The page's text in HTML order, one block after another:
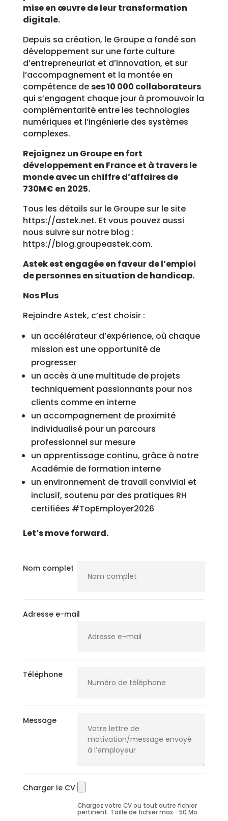
mise en œuvre de leur transformation
digitale.
Depuis sa création, le Groupe a fondé son
développement sur une forte culture
d’entrepreneuriat et d’innovation, et sur
l’accompagnement et la montée en
compétence deses 10 000 collaborateurs
qui s’engagent chaque jour à promouvoir la
complémentarité entre les technologies
numériques et l’ingénierie des systèmes
complexes.
Rejoignez un Groupe en fort
développement en France et à travers le
monde avec un chiffre d’affaires de
730M€ en 2025.
Tous les détails sur le Groupe sur le site
https://astek.net. Et vous pouvez aussi
nous suivre sur notre blog :
https://blog.groupeastek.com.
Astek est engagée en faveur de l’emploi
de personnes en situation de handicap.
Nos Plus
Rejoindre Astek, c’est choisir :
un accélérateur d’expérience, où chaque
mission est une opportunité de
progresser
un accès à une multitude de projets
techniquement passionnants pour nos
clients comme en interne
un accompagnement de proximité
individualisé pour un parcours
professionnel sur mesure
un apprentissage continu, grâce à notre
Académie de formation interne
un environnement de travail convivial et
inclusif, soutenu par des pratiques RH
certifiées #TopEmployer2026
Let’s move forward.
Nom complet
Adresse e-mail
Téléphone
Message
Charger le CV
Chargez votre CV ou tout autre fichier
pertinent. Taille de fichier max. : 50 Mo.